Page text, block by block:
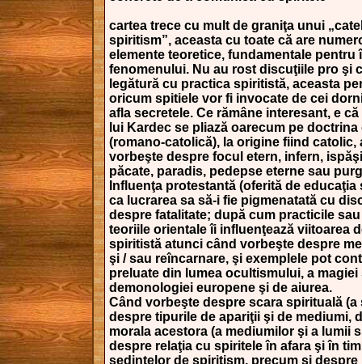
cartea trece cu mult de graniţa unui
spiritism”, aceasta cu toate că are
elemente teoretice, fundamentale pentru
fenomenului. Nu au rost discuţiile pro şi
legătură cu practica spiritistă, aceasta
oricum spitiele vor fi invocate de cei
afla secretele. Ce rămâne interesant, e
lui Kardec se pliază oarecum pe
(romano-catolică), la origine fiind catolic,
vorbeşte despre focul etern, infern,
păcate, paradis, pedepse eterne sau
Influenţa protestantă (oferită de educaţia
ca lucrarea sa să-i fie pigmenatată cu
despre fatalitate; după cum practicile
teoriile orientale îi influenţează viitoarea
spiritistă atunci când vorbeşte despre
şi / sau reîncarnare, şi exemplele pot
preluate din lumea ocultismului, a magiei
demonologiei europene şi de aiurea.
Când vorbeşte despre scara spirituală (a
despre tipurile de apariţii şi de mediumi,
morala acestora (a mediumilor şi a lumii
despre relaţia cu spiritele în afara şi în
şedinţelor de spiritism, precum şi despre